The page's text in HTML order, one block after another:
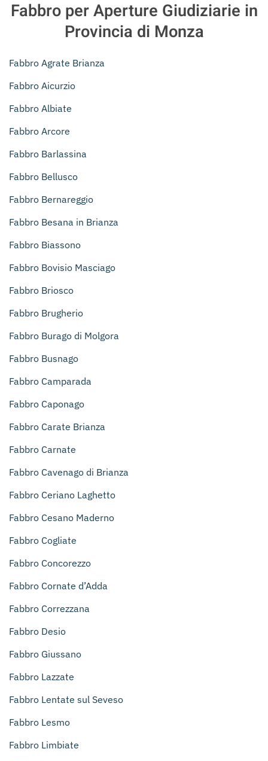
Fabbro per Aperture Giudiziarie in
Provincia di Monza
Fabbro Agrate Brianza
Fabbro Aicurzio
Fabbro Albiate
Fabbro Arcore
Fabbro Barlassina
Fabbro Bellusco
Fabbro Bernareggio
Fabbro Besana in Brianza
Fabbro Biassono
Fabbro Bovisio Masciago
Fabbro Briosco
Fabbro Brugherio
Fabbro Burago di Molgora
Fabbro Busnago
Fabbro Camparada
Fabbro Caponago
Fabbro Carate Brianza
Fabbro Carnate
Fabbro Cavenago di Brianza
Fabbro Ceriano Laghetto
Fabbro Cesano Maderno
Fabbro Cogliate
Fabbro Concorezzo
Fabbro Cornate d’Adda
Fabbro Correzzana
Fabbro Desio
Fabbro Giussano
Fabbro Lazzate
Fabbro Lentate sul Seveso
Fabbro Lesmo
Fabbro Limbiate